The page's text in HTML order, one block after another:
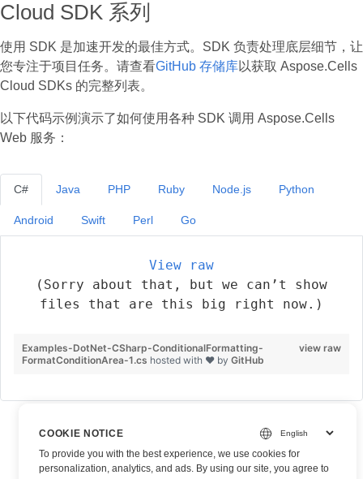
Cloud SDK 系列
使用 SDK 是加速开发的最佳方式。SDK 负责处理底层细节，让
您专注于项目任务。请查看GitHub 存储库以获取 Aspose.Cells
Cloud SDKs 的完整列表。
以下代码示例演示了如何使用各种 SDK 调用 Aspose.Cells
Web 服务：
C#
View raw
(Sorry about that, but we can’t show
files that are this big right now.)
view raw
Examples-DotNet-CSharp-ConditionalFormatting-
FormatConditionArea-1.cs hosted with ❤ by GitHub
Java PHP Ruby Node.js Python
Android Swift Perl Go
COOKIE NOTICE
To provide you with the best experience, we use cookies for
personalization, analytics, and ads. By using our site, you agree to